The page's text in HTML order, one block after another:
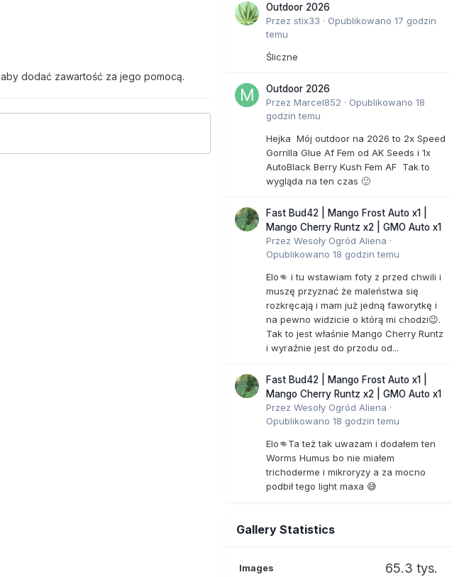
aby dodać zawartość za jego pomocą.
Outdoor 2026
Przez stix33 · Opublikowano 17 godzin
temu
Śliczne
Outdoor 2026
Przez Marcel852 · Opublikowano 18
godzin temu
Hejka Mój outdoor na 2026 to 2x Speed
Gorrilla Glue Af Fem od AK Seeds i 1x
AutoBlack Berry Kush Fem AF Tak to
wygląda na ten czas 🙂
Fast Bud42 | Mango Frost Auto x1 |
Mango Cherry Runtz x2 | GMO Auto x1
Przez Wesoły Ogród Aliena ·
Opublikowano 18 godzin temu
Elo👊 i tu wstawiam foty z przed chwili i
muszę przyznać że maleństwa się
rozkręcają i mam już jedną faworytkę i
na pewno widzicie o którą mi chodzi😉.
Tak to jest właśnie Mango Cherry Runtz
i wyraźnie jest do przodu od...
Fast Bud42 | Mango Frost Auto x1 |
Mango Cherry Runtz x2 | GMO Auto x1
Przez Wesoły Ogród Aliena ·
Opublikowano 18 godzin temu
Elo👊Ta też tak uwazam i dodałem ten
Worms Humus bo nie miałem
trichoderme i mikroryzy a za mocno
podbił tego light maxa 😅
Gallery Statistics
Images 65.3 tys.